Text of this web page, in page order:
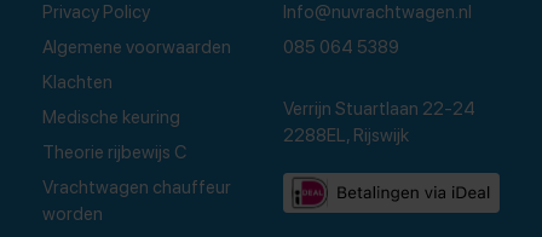
Privacy Policy
Algemene voorwaarden
Klachten
Medische keuring
Theorie rijbewijs C
Vrachtwagen chauffeur
worden
Info@nuvrachtwagen.nl
085 064 5389
Verrijn Stuartlaan 22-24
2288EL, Rijswijk